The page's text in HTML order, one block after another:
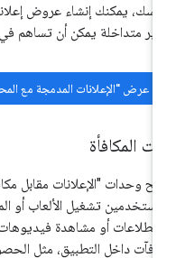
يمكنك إنشاء عروض إعلانية
متداخلة يمكن أن تساهم في
عرض "الإعلانات المدمجة مع
المكافأة
وحدات "الإعلانات مقابل مكافأة"
تشغيل الألعاب أو
أو مشاهدة فيديوهات
داخل التطبيق، مثل الحصول